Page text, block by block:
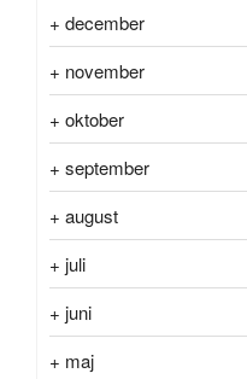
+ december
+ november
+ oktober
+ september
+ august
+ juli
+ juni
+ maj